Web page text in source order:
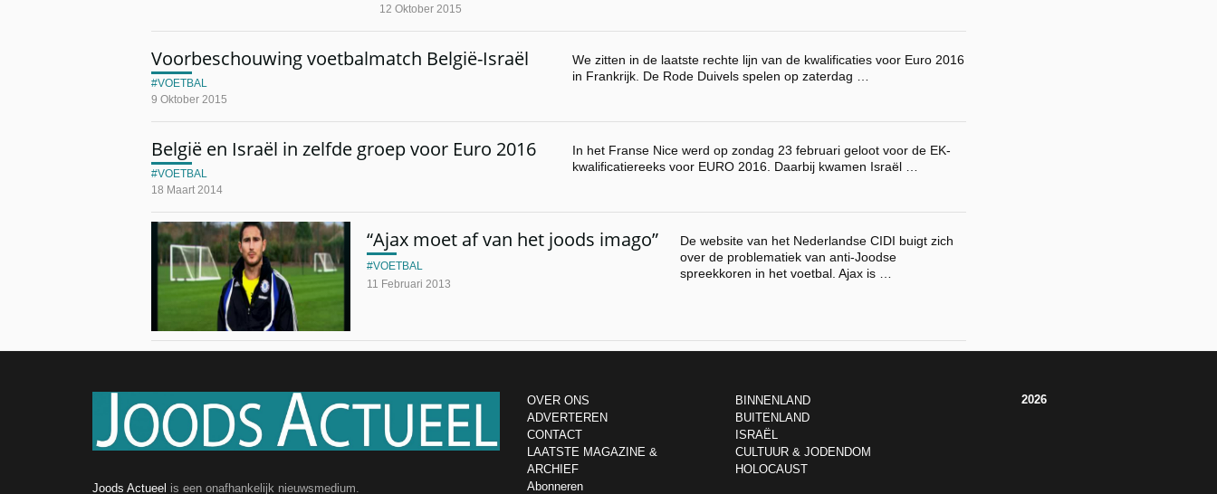
12 Oktober 2015
Voorbeschouwing voetbalmatch België-Israël
9 Oktober 2015
VOETBAL
We zitten in de laatste rechte lijn van de kwalificaties voor Euro 2016
in Frankrijk. De Rode Duivels spelen op zaterdag …
België en Israël in zelfde groep voor Euro 2016
18 Maart 2014
VOETBAL
In het Franse Nice werd op zondag 23 februari geloot voor de EK-
kwalificatiereeks voor EURO 2016. Daarbij kwamen Israël …
“Ajax moet af van het joods imago”
11 Februari 2013
VOETBAL
De website van het Nederlandse CIDI buigt zich
over de problematiek van anti-Joodse
spreekkoren in het voetbal. Ajax is …
Joods Actueel is een onafhankelijk nieuwsmedium.
OVER ONS
ADVERTEREN
CONTACT
LAATSTE MAGAZINE &
ARCHIEF
Abonneren
BINNENLAND
BUITENLAND
ISRAËL
CULTUUR & JODENDOM
HOLOCAUST
2026